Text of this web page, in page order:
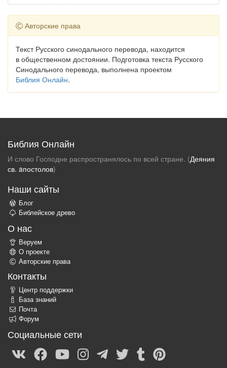
Авторские права
Текст Русского синодального перевода, находится
в общественном достоянии. Подготовка текста Русского
Синодального перевода, выполнена проектом
Библия Онлайн.
Библия Онлайн
И слово Господне распространялось по всей стране. (Деяния
св. aпостолов)
Наши сайты
Блог
Библейское древо
О нас
Веруем
О проекте
Авторские права
Контакты
Центр поддержки
База знаний
Почта
Форум
Социальные сети